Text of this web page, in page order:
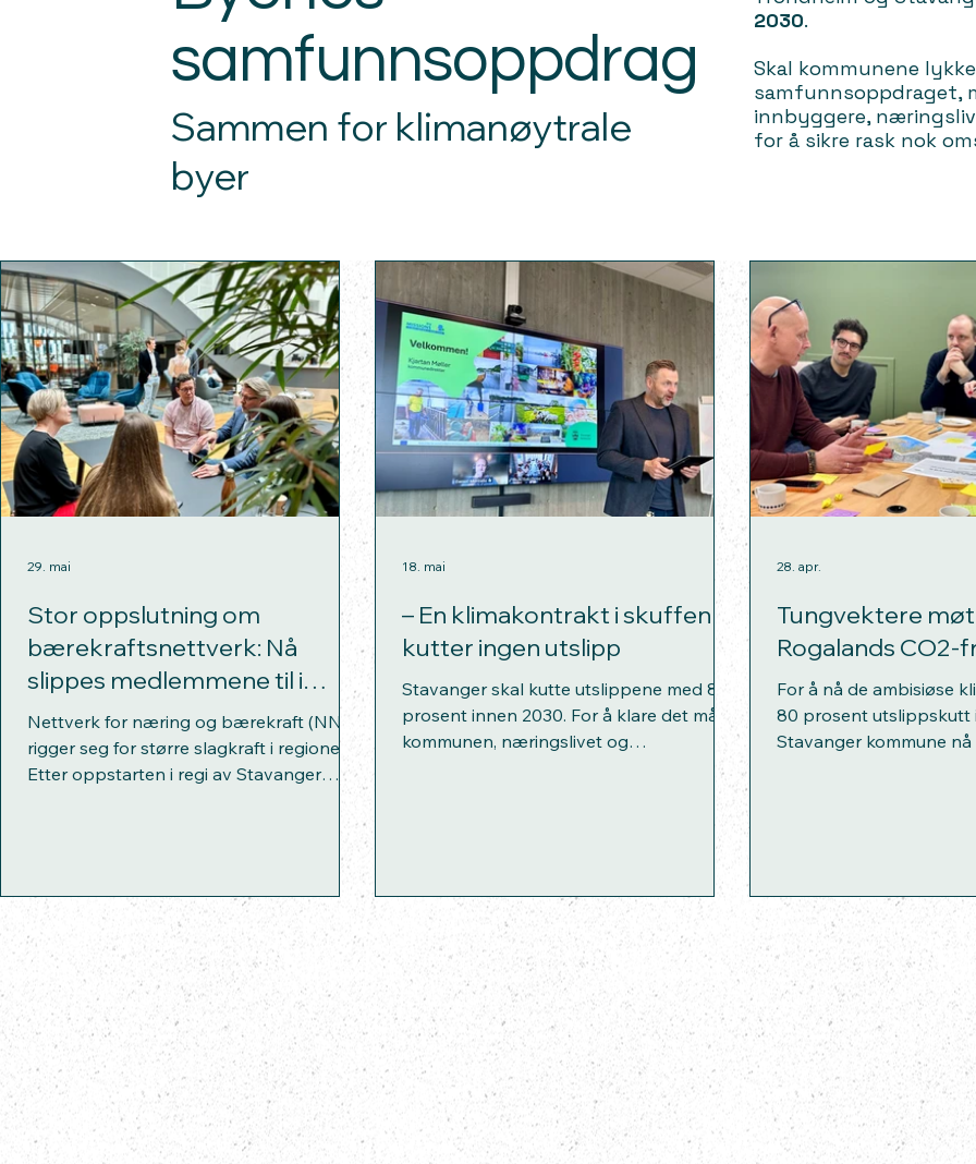
samfunnsoppdrag
Sammen for klimanøytrale
byer
2030.
Skal kommunene
samfunnsoppdraget,
innbyggere,
for å sikre rask nok
Stor oppslutning om
bærekraftsnettverk: Nå
slippes medlemmene til i
styringen
Nettverk for næring og bærekraft (NNB)
rigger seg for større slagkraft i regionen.
Etter oppstarten i regi av Stavanger
kommune og UiS, overtas nå eierskapet
29. mai
– En klimakontrakt i skuffen
kutter ingen utslipp
Stavanger skal kutte utslippene med 80
prosent innen 2030. For å klare det må
kommunen, næringslivet og
tro på Stavanger. Nå skal vi omsette
planen til handling, sier kommunedirektør
Kjartan Møller. – Vi har brukt mye tid på å
planlegge og signere avtaler. Men en
klimakontrakt i en skuff kutt
18. mai
Tungvektere
Rogalands CO2-
For å nå de ambisiøse
80 prosent utslippskutt
Stavanger kommune
Clean Tech, Søren
K. Enerstvedt,
Morten Rye-Larsen,
samles offentlig sektor,
næringslivet til et
28. apr.